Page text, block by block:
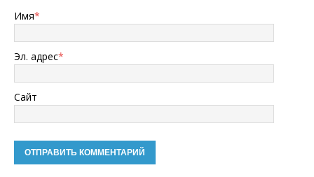
Имя*
Эл. адрес*
Сайт